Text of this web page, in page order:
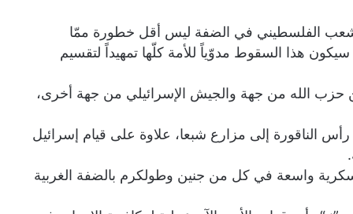
الشعب الفلسطيني في الضفة ليس أقل خطورة ممّا
هذا السقوط مدوّياً للأمة كلّها تمهيداً لتقسيم
حزب الله من جهة والجيش الإسرائيلي من جهة أخرى،
الناقورة إلى مزارع شبعا، علاوة على قيام إسرائيل
واسعة في كل من جنين وطولكرم بالضفة الغربية